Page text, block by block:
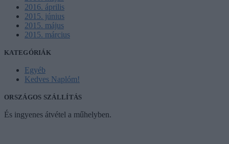
2016. április
2015. június
2015. május
2015. március
KATEGÓRIÁK
Egyéb
Kedves Naplóm!
ORSZÁGOS SZÁLLÍTÁS
És ingyenes átvétel a műhelyben.